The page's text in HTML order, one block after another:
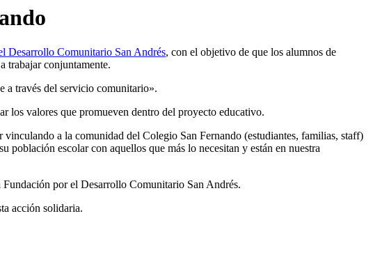
Desarrollo Comunitario San Andrés, con el objetivo de que los alumnos de
trabajar conjuntamente.
a través del servicio comunitario».
los valores que promueven dentro del proyecto educativo.
a la comunidad del Colegio San Fernando (estudiantes, familias, staff)
escolar con aquellos que más lo necesitan y están en nuestra
Fundación por el Desarrollo Comunitario San Andrés.
acción solidaria.